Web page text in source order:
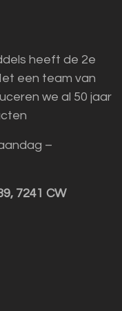
heeft de 2e
een team van
we al 50 jaar
–
7241 CW